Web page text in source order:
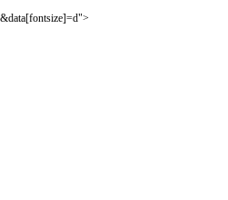
&data[fontsize]=d">